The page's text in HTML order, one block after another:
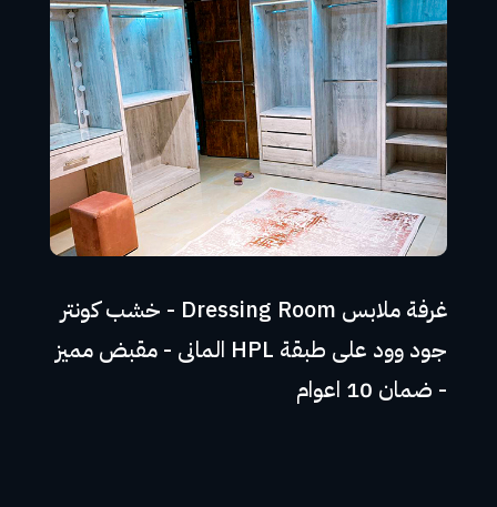
غرفة ملابس Dressing Room - خشب كونتر
جود وود على طبقة HPL المانى - مقبض مميز
- ضمان 10 اعوام